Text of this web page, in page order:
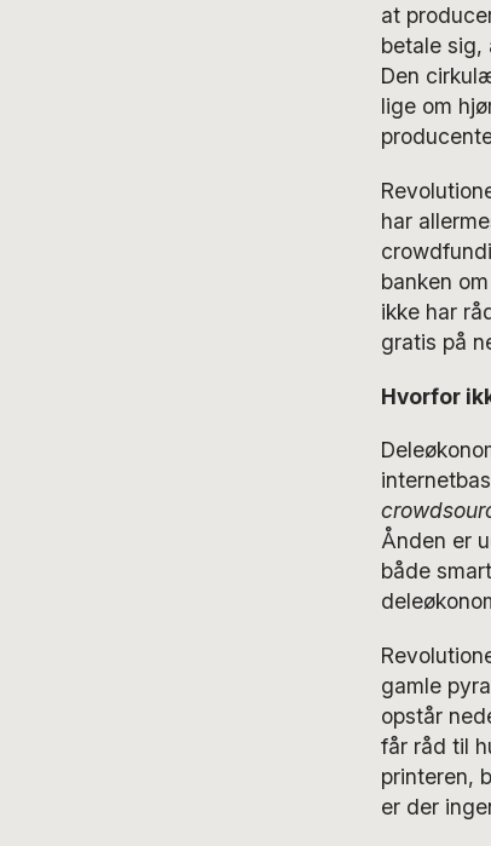
at
betale sig,
Den
lige om
har
banken
ikke har
gratis på
Hvorfor
Ånden er
både
gamle
opstår
får råd til
printeren,
er der